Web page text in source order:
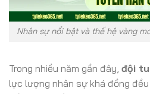
Nhân sự nổi bật và thế hệ vàng
Trong nhiều năm gần đây, đội
lực lượng nhân sự khá đồng